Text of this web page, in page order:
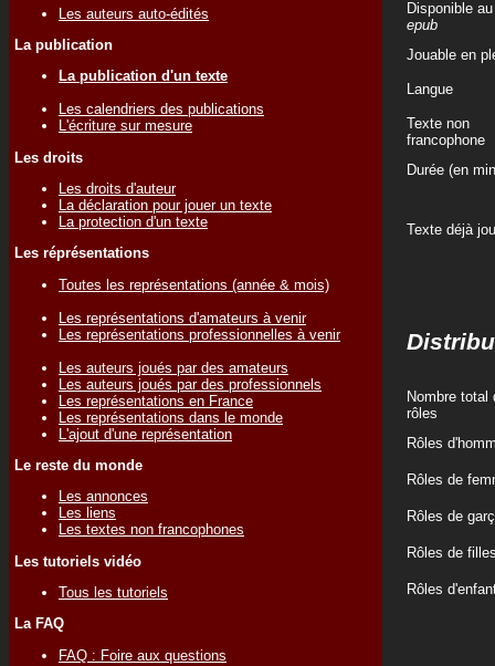
Les auteurs auto-édités
La publication
La publication d'un texte
Les calendriers des publications
L'écriture sur mesure
Les droits
Les droits d'auteur
La déclaration pour jouer un texte
La protection d'un texte
Les réprésentations
Toutes les représentations (année & mois)
Les représentations d'amateurs à venir
Les représentations professionnelles à venir
Les auteurs joués par des amateurs
Les auteurs joués par des professionnels
Les représentations en France
Les représentations dans le monde
L'ajout d'une représentation
Le reste du monde
Les annonces
Les liens
Les textes non francophones
Les tutoriels vidéo
Tous les tutoriels
La FAQ
FAQ : Foire aux questions
Disponible
epub
Jouable en
Langue
Texte non
francophone
Durée (en
Texte déjà
Nombre total
rôles
Rôles
Rôles de
Rôles de
Rôles de
Rôles